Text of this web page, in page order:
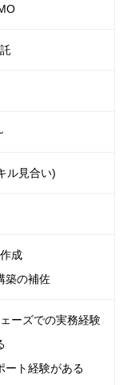
ル見合い)
成
築の補佐
ーズでの実務経験
ート経験がある